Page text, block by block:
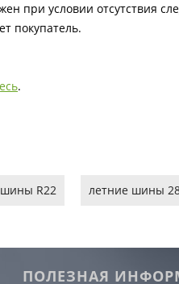
при условии отсутствия
покупатель.
.
R22 летние шины
ПОЛЕЗНАЯ